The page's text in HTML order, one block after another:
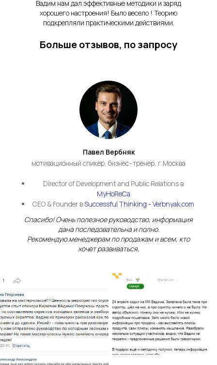
Вадим нам дал эффективные методики и заряд
хорошего настроения! Было весело ! Теорию
подкрепляли практическими действиями.
Больше отзывов, по запросу
Павел Вербняк
мотивационный спикер, бизнес--тренер, г.Москва
Director of Development and Public Relations в
MyHoReCa
CEO & Founder вSuccessful Thinking - Verbnyak.com
Спасибо! Очень полезное руководство, информация
дана последовательна и полно.
Рекомендую.менеджерам по продажам и всем, кто
хочет развиваться.